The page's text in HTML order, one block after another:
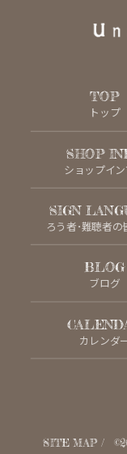
TOP
トップ
SHOP
ショップイン
SIGN
ろう者･難聴者の
BLOG
ブログ
カレンダ
SITE MAP